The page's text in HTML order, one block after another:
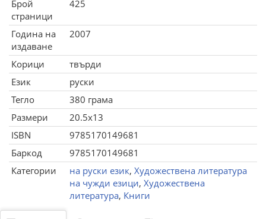
Брой
страници
425
Година на
издаване
2007
Корици
твърди
Език
руски
Тегло
380 грама
Размери
20.5x13
ISBN
9785170149681
Баркод
9785170149681
Категории
на руски език, Художествена литература
на чужди езици, Художествена
литература, Книги